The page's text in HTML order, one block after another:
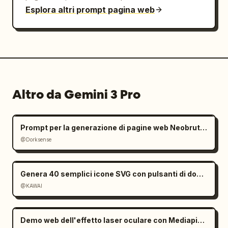
Esplora altri prompt pagina web
Altro da Gemini 3 Pro
Prompt per la generazione di pagine web Neobrutalist
@Dorksense
Genera 40 semplici icone SVG con pulsanti di download
@KAWAI
Demo web dell'effetto laser oculare con Mediapipe e Three.js